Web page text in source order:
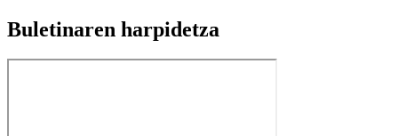
Buletinaren harpidetza